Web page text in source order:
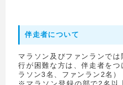
伴走者について
マラソン及びファンランで
行が困難な方は、伴走者を
ラソン3名、ファンラン2名）